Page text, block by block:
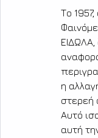
Το
η
στερεή
Αυτό
αυτή